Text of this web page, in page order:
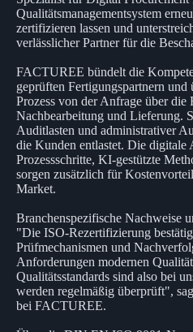
Qualitätsmanagementsystem
zertifizieren lassen und
verlässlicher Partner für die
FACTUREE bündelt die
geprüften Fertigungspartnern und
Prozess von der Anfrage über die
Nachbearbeitung und Lieferung.
Auditlasten und administrativer
die Kunden entlastet. Die digitale
Prozessschritte, KI-gestützte
sorgen zusätzlich für
Market.
Branchenspezifische Nachweise
"Die ISO-Rezertifizierung
Prüfmechanismen und
Anforderungen modernen
Qualitätsstandards sind also bei
werden regelmäßig überprüft",
bei FACTUREE.